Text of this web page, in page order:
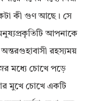
কী গুণ আছে। সে
আপনাকে
রহস্যময়
মধ্যে চোখে পড়ে
মুখে চোখে একটি